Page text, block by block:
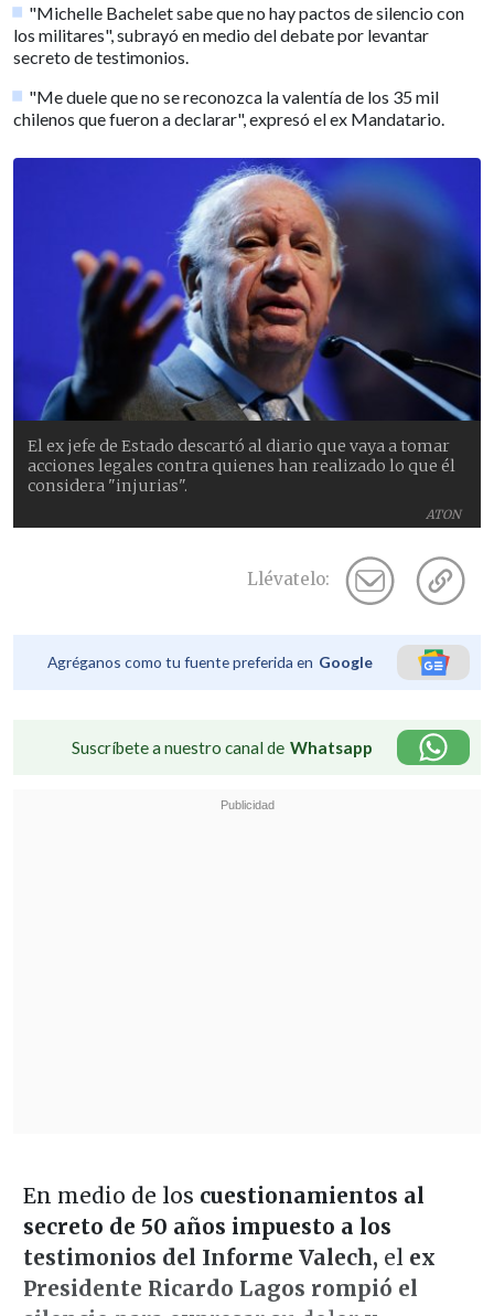
"Michelle Bachelet sabe que no hay pactos de silencio con
los militares", subrayó en medio del debate por levantar
secreto de testimonios.
"Me duele que no se reconozca la valentía de los 35 mil
chilenos que fueron a declarar", expresó el ex Mandatario.
ATON
El ex jefe de Estado descartó al diario que vaya a tomar
acciones legales contra quienes han realizado lo que él
considera "injurias".
Llévatelo:
Agréganos como tu fuente preferida en Google
Suscríbete a nuestro canal de Whatsapp
En medio de los cuestionamientos al
secreto de 50 años impuesto a los
testimonios del Informe Valech, el ex
Presidente Ricardo Lagos rompió el